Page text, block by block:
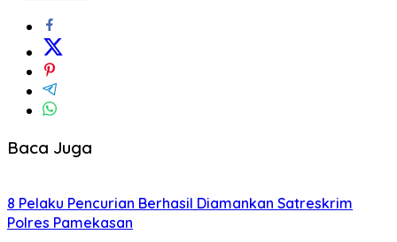
Baca Juga
8 Pelaku Pencurian Berhasil Diamankan Satreskrim
Polres Pamekasan